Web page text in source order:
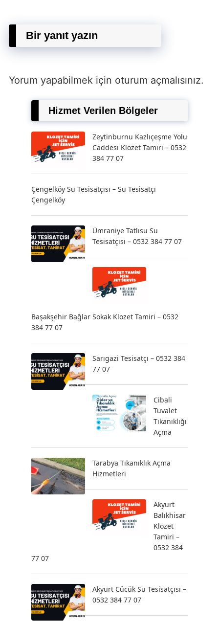
Bir yanıt yazın
Yorum yapabilmek için oturum açmalısınız.
Hizmet Verilen Bölgeler
Zeytinburnu Kazlıçeşme Yolu
Caddesi Klozet Tamiri – 0532
384 77 07
Çengelköy Su Tesisatçısı – Su Tesisatçı
Çengelköy
Ümraniye Tatlısu Su
Tesisatçısı – 0532 384 77 07
Başakşehir Bağlar Sokak Klozet Tamiri – 0532
384 77 07
Sarıgazi Tesisatçı – 0532 384
77 07
Cibali
Tuvalet
Tıkanıklığı
Açma
Tarabya Tıkanıklık Açma
Hizmetleri
Akyurt
Balıkhisar
Klozet
Tamiri –
0532 384
77 07
Akyurt Cücük Su Tesisatçısı –
0532 384 77 07